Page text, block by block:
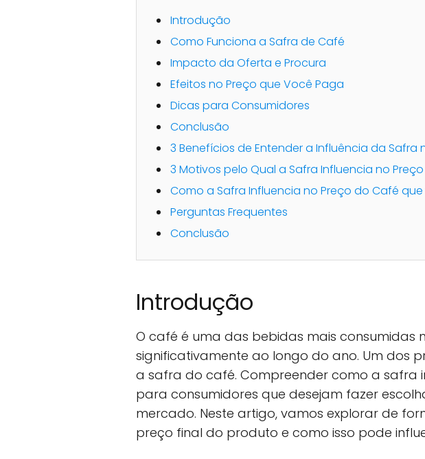
Introdução
Como Funciona a Safra de Café
Impacto da Oferta e Procura
Efeitos no Preço que Você Paga
Dicas para Consumidores
Conclusão
3 Benefícios de Entender a Influência da Safra
3 Motivos pelo Qual a Safra Influencia no
Como a Safra Influencia no Preço do Café
Perguntas Frequentes
Conclusão
Introdução
O café é uma das bebidas mais consumidas
significativamente ao longo do ano. Um dos
a safra do café. Compreender como a
para consumidores que desejam fazer
mercado. Neste artigo, vamos explorar de
preço final do produto e como isso pode